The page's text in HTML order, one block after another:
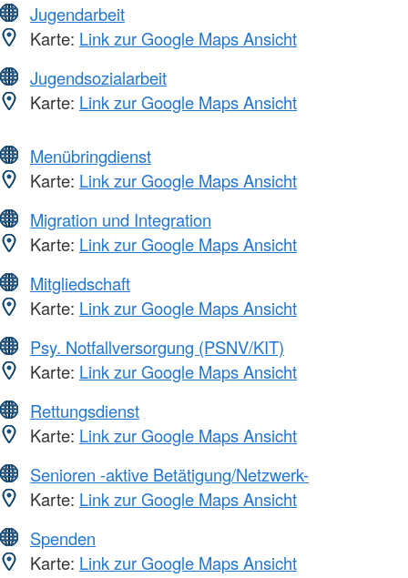
Jugendarbeit
Karte: Link zur Google Maps Ansicht
Jugendsozialarbeit
Karte: Link zur Google Maps Ansicht
Menübringdienst
Karte: Link zur Google Maps Ansicht
Migration und Integration
Karte: Link zur Google Maps Ansicht
Mitgliedschaft
Karte: Link zur Google Maps Ansicht
Psy. Notfallversorgung (PSNV/KIT)
Karte: Link zur Google Maps Ansicht
Rettungsdienst
Karte: Link zur Google Maps Ansicht
Senioren -aktive Betätigung/Netzwerk-
Karte: Link zur Google Maps Ansicht
Spenden
Karte: Link zur Google Maps Ansicht